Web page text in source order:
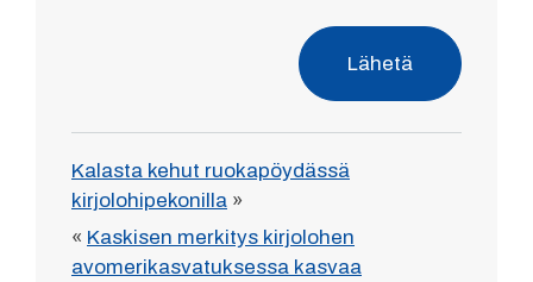
Lähetä
Kalasta kehut ruokapöydässä
kirjolohipekonilla »
« Kaskisen merkitys kirjolohen
avomerikasvatuksessa kasvaa